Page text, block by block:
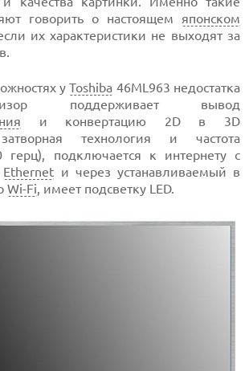
говорить о настоящем японском
их характеристики не выходят за
уToshiba 46ML963 недостатка
поддерживает вывод
и конвертацию 2D в 3D
затворная технология и частота
герц), подключается к интернету с
Ethernet и через устанавливаемый в
Wi-Fi, имеет подсветку LED.